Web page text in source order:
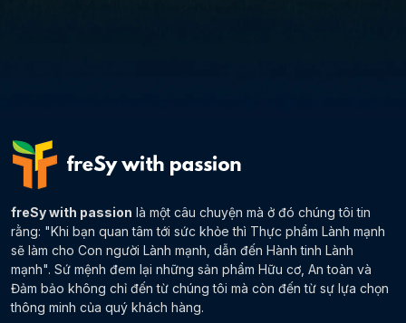
freSy with passion là một câu chuyện mà ở đó chúng tôi tin
rằng: "Khi bạn quan tâm tới sức khỏe thì Thực phẩm Lành mạnh
sẽ làm cho Con người Lành mạnh, dẫn đến Hành tinh Lành
mạnh". Sứ mệnh đem lại những sản phẩm Hữu cơ, An toàn và
Đảm bảo không chỉ đến từ chúng tôi mà còn đến từ sự lựa chọn
thông minh của quý khách hàng.